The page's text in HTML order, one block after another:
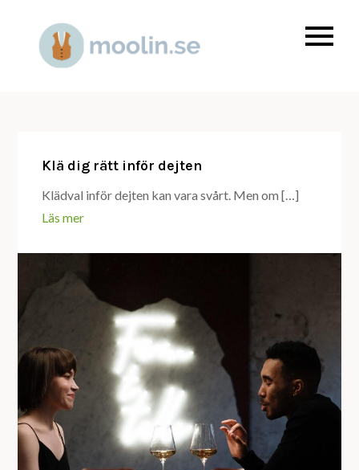
content
Klä dig rätt inför dejten
Klädval inför dejten kan vara svårt. Men om […]
Läs mer